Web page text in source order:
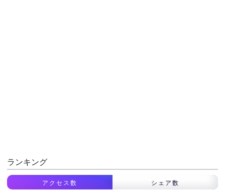
ランキング
アクセス数 シェア数